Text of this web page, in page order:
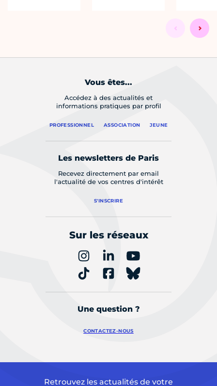
Vous êtes...
Accédez à des actualités et
informations pratiques par profil
PROFESSIONNEL ASSOCIATION JEUNE
Les newsletters de Paris
Recevez directement par email
l'actualité de vos centres d'intérêt
S'INSCRIRE
Sur les réseaux
Une question ?
CONTACTEZ-NOUS
Retrouvez les actualités de votre